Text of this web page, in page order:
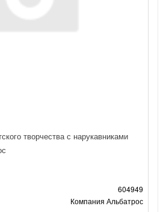
творчества с нарукавниками
604949
Компания Альбатрос